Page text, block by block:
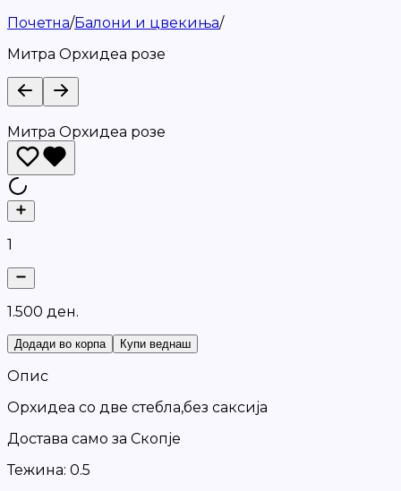
Почетна/Балони и цвекиња/
Митра Орхидеа розе
Митра Орхидеа розе
1
1.500 ден.
Додади во корпа Купи веднаш
Опис
Орхидеа со две стебла,без саксија
Достава само за Скопје
Тежина: 0.5